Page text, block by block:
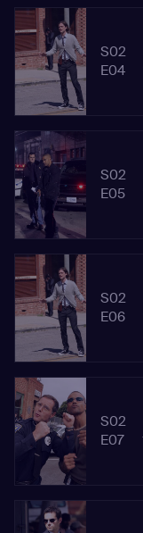
S02
E04
S02
E05
S02
E06
S02
E07